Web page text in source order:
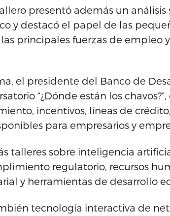
presentó además un análisis
y destacó el papel de las
principales fuerzas de empleo
el presidente del Banco de
“¿Dónde están los
incentivos, líneas de
para empresarios y
talleres sobre inteligencia
regulatorio, recursos
y herramientas de desarrollo
tecnología interactiva de